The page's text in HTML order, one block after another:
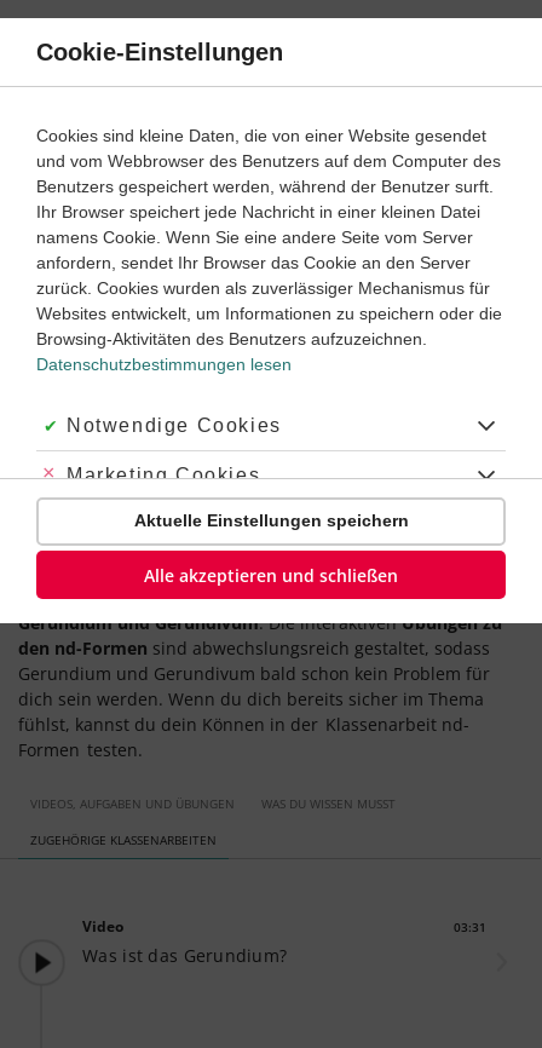
Direkt
Inhalt
Latein 3. ‐ 4. Lernjahr
Gerundium und Gerundivum
Dauer: 75 Minuten
Empfohlen von
Tutorin Ulrike
Was sind Gerundium und Gerundiv in Latein?
(Gerundiv), die sogenanntennd-Formen
. Diese nd-Formen
sind deklinierbare Formen, die aber von einemVerb
stammen. Wegen ihrerunterschiedlichen Funktionen und
Bedeutungen
ist es wichtig,
Gerundium und
Gerundivum unterscheidenund richtig übersetzen zu
können.
Hier im Lernweg findest du Erklärungen undÜbungen zu
Gerundium und Gerundivum. Die interaktivenÜbungen zu
den nd-Formen sind abwechslungsreich gestaltet, sodass
Gerundium und Gerundivum bald schon kein Problem für
dich sein werden. Wenn du dich bereits sicher im Thema
fühlst, kannst du dein Können in der Klassenarbeit nd-
Formen testen.
VIDEOS, AUFGABEN UND ÜBUNGEN WAS DU WISSEN MUSST
ZUGEHÖRIGE KLASSENARBEITEN
Video 03:31
Was ist das Gerundium?
Cookie-Einstellungen
Cookies sind kleine Daten, die von einer Website gesendet
und vom Webbrowser des Benutzers auf dem Computer des
Benutzers gespeichert werden, während der Benutzer surft.
Ihr Browser speichert jede Nachricht in einer kleinen Datei
namens Cookie. Wenn Sie eine andere Seite vom Server
anfordern, sendet Ihr Browser das Cookie an den Server
zurück. Cookies wurden als zuverlässiger Mechanismus für
Websites entwickelt, um Informationen zu speichern oder die
Browsing-Aktivitäten des Benutzers aufzuzeichnen.
Datenschutzbestimmungen lesen
Akzeptiert:
Notwendige Cookies
Abgelehnt:
Marketing Cookies
Abgelehnt:
Personalisierungs-Cookies
Aktuelle Einstellungen speichern
Alle akzeptieren und schließen